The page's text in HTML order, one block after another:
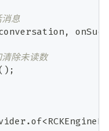
息
,
除未读数
) ;
.of<